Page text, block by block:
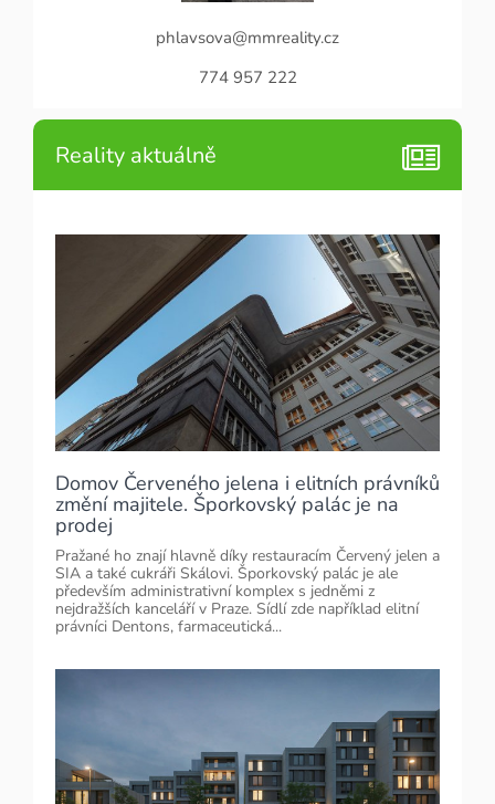
phlavsova@mmreality.cz
774 957 222
Reality aktuálně
Domov Červeného jelena i elitních právníků
změní majitele. Šporkovský palác je na
prodej
Pražané ho znají hlavně díky restauracím Červený jelen a
SIA a také cukráři Skálovi. Šporkovský palác je ale
především administrativní komplex s jedněmi z
nejdražších kanceláří v Praze. Sídlí zde například elitní
právníci Dentons, farmaceutická...